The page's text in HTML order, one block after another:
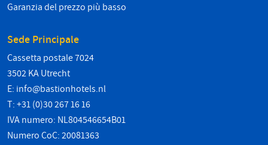
Garanzia del prezzo più basso
Sede Principale
Cassetta postale 7024
3502 KA Utrecht
E: info@bastionhotels.nl
T: +31 (0)30 267 16 16
IVA numero: NL804546654B01
Numero CoC: 20081363